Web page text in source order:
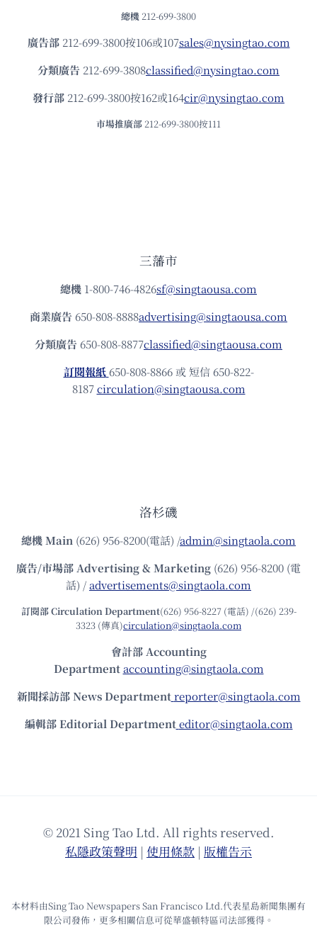
總機 212-699-3800
廣告部212-699-3800按106或107sales@nysingtao.com
分類廣告 212-699-3808classified@nysingtao.com
發⾏部 212-699-3800按162或164cir@nysingtao.com
市場推廣部 212-699-3800按111
三藩市
總機 1-800-746-4826sf@singtaousa.com
商業廣告 650-808-8888advertising@singtaousa.com
分類廣告 650-808-8877classified@singtaousa.com
訂閱報紙 650-808-8866 或 短信 650-822-
8187circulation@singtaousa.com
洛杉磯
總機Main (626) 956-8200(電話) /admin@singtaola.com
廣告/市場部Advertising & Marketing (626) 956-8200 (電
話) /advertisements@singtaola.com
訂閱部 Circulation Department(626) 956-8227 (電話) /(626) 239-
3323 (傳真)circulation@singtaola.com
會計部 Accounting
Department accounting@singtaola.com
新聞採訪部 News Department reporter@singtaola.com
編輯部 Editorial Department editor@singtaola.com
© 2021 Sing Tao Ltd. All rights reserved.
私隱政策聲明 | 使⽤條款 | 版權告⽰
本材料由Sing Tao Newspapers San Francisco Ltd.代表星島新聞集團有
限公司發佈，更多相關信息可從華盛頓特區司法部獲得。